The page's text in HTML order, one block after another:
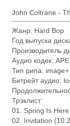
John Coltrane -
Жанр: Hard Bop
Год выпуска
Производитель
Аудио кодек: APE
Тип рипа:
Битрейт аудио:
Трэклист:
01. Spring Is
02. Invitation